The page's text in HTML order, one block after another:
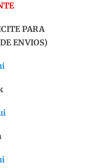
PARA
ENVIOS)